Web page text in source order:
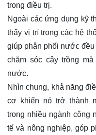
trong điều trị.
Ngoài các ứng dụng kỹ
thấy vị trí trong các hệ
giúp phân phối nước
chăm sóc cây trồng
nước.
Nhìn chung, khả năng
cơ khiến nó trở thành
trong nhiều ngành công
tế và nông nghiệp, góp